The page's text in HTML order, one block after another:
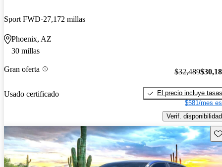
Sport FWD 27,172 millas
Phoenix, AZ
30 millas
Gran oferta
Usado certificado
$32,489
El precio incluye tasas
$581/mes
Verif. disponibilidad